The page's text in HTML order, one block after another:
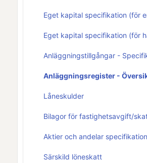
Eget kapital specifikation (för
Eget kapital specifikation (för
Anläggningstillgångar -
Anläggningsregister -
Låneskulder
Bilagor för fastighetsavgift/
Aktier och andelar specifikation
Särskild löneskatt